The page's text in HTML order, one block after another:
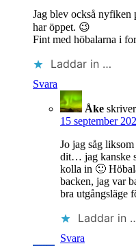
Jag blev också nyfiken
har öppet. 😉
Fint med höbalarna i
Laddar in …
Svara
Åke
15 september
Jo jag såg
dit… jag kanske
kolla in 🙂
backen, jag var
bra utgångsläge
Laddar in
Svara